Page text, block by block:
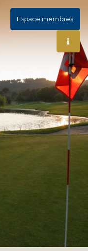
Espace membres